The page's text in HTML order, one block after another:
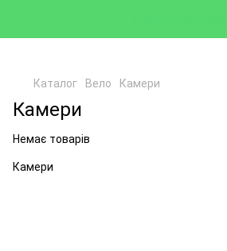
Каталог Вело Камери
Камери
Немає товарів
Камери